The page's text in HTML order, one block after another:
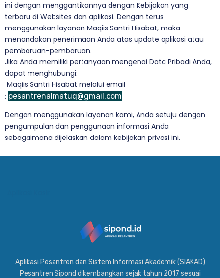
ini dengan menggantikannya dengan Kebijakan yang
terbaru di Websites dan aplikasi. Dengan terus
menggunakan layanan Maqiis Santri Hisabat, maka
menandakan penerimaan Anda atas update aplikasi atau
pembaruan-pembaruan.
Jika Anda memiliki pertanyaan mengenai Data Pribadi Anda,
dapat menghubungi:
Maqiis Santri Hisabat melalui email
: pesantrenalmatuq@gmail.com
Dengan menggunakan layanan kami, Anda setuju dengan
pengumpulan dan penggunaan informasi Anda
sebagaimana dijelaskan dalam kebijakan privasi ini.
Aplikasi Pesantren dan Sistem Informasi Akademik (SIAKAD)
Pesantren Sipond dikembangkan sejak tahun 2017 sesuai